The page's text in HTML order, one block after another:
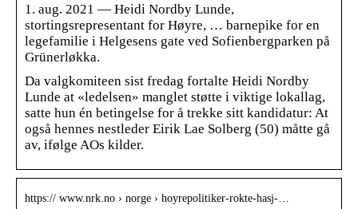
1. aug. 2021 — Heidi Nordby Lunde,
stortingsrepresentant for Høyre, … barnepike for en
legefamilie i Helgesens gate ved Sofienbergparken på
Grünerløkka.
Da valgkomiteen sist fredag fortalte Heidi Nordby
Lunde at «ledelsen» manglet støtte i viktige lokallag,
satte hun én betingelse for å trekke sitt kandidatur: At
også hennes nestleder Eirik Lae Solberg (50) måtte gå
av, ifølge AOs kilder.
https:// www.nrk.no › norge › hoyrepolitiker-rokte-hasj-…